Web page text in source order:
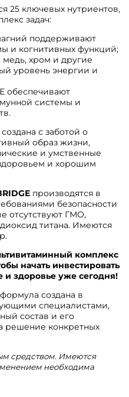
25 ключевых нутриентов,
задач:
поддерживают
и когнитивных функций;
хром и другие
уровень энергии и
обеспечивают
системы и
с заботой о
образ жизни,
и умственные
и хорошим
производятся в
безопасности
отсутствуют ГМО,
титана. Имеются
комплекс
начать инвестировать
и здоровье уже сегодня!
создана в
специалистами,
состав и его
решение конкретных
средством. Имеются
необходима